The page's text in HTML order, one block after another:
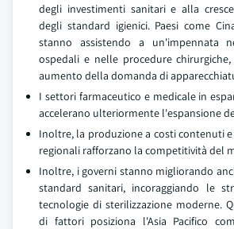
degli investimenti sanitari e alla
degli standard igienici. Paesi come
stanno assistendo a un'impennata
ospedali e nelle procedure
aumento della domanda di
I settori farmaceutico e medicale in
accelerano ulteriormente l'espansione
Inoltre, la produzione a costi contenuti
regionali rafforzano la competitività del
Inoltre, i governi stanno migliorando
standard sanitari, incoraggiando le
tecnologie di sterilizzazione moderne.
di fattori posiziona l'Asia Pacifico